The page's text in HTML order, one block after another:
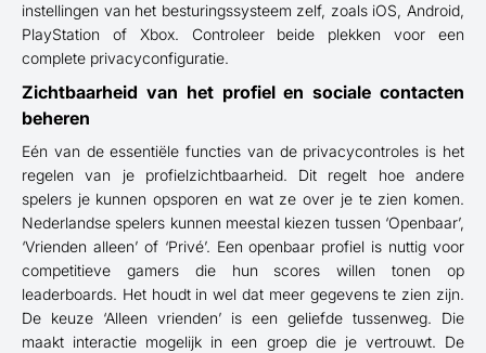
instellingen van het besturingssysteem zelf, zoals iOS, Android,
PlayStation of Xbox. Controleer beide plekken voor een
complete privacyconfiguratie.
Zichtbaarheid van het profiel en sociale contacten
beheren
Eén van de essentiële functies van de privacycontroles is het
regelen van je profielzichtbaarheid. Dit regelt hoe andere
spelers je kunnen opsporen en wat ze over je te zien komen.
Nederlandse spelers kunnen meestal kiezen tussen ‘Openbaar’,
‘Vrienden alleen’ of ‘Privé’. Een openbaar profiel is nuttig voor
competitieve gamers die hun scores willen tonen op
leaderboards. Het houdt in wel dat meer gegevens te zien zijn.
De keuze ‘Alleen vrienden’ is een geliefde tussenweg. Die
maakt interactie mogelijk in een groep die je vertrouwt. De